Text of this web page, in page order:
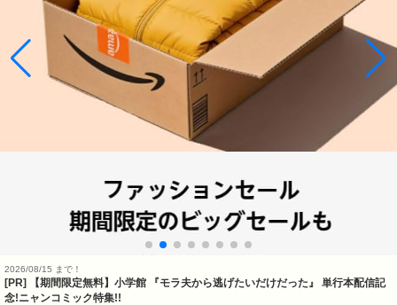
2026/08/15 まで！
[PR] 【期間限定無料】小学館 『モラ夫から逃げたいだけだった』 単行本配信記
念!ニャンコミック特集!!